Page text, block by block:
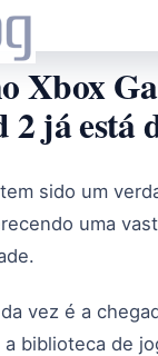
Xbox
2 já está
tem sido um
uma
vez é a
a biblioteca de